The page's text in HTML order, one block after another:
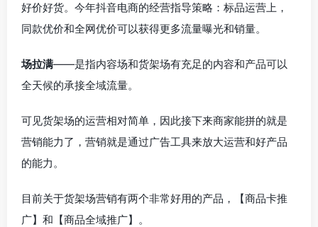
好价好货。今年抖音电商的经营指导策略：标品运营上，
同款优价和全网优价可以获得更多流量曝光和销量。
场拉满——是指内容场和货架场有充足的内容和产品可以
全天候的承接全域流量。
可见货架场的运营相对简单，因此接下来商家能拼的就是
营销能力了，营销就是通过广告工具来放大运营和好产品
的能力。
目前关于货架场营销有两个非常好用的产品，【商品卡推
广】和【商品全域推广】。